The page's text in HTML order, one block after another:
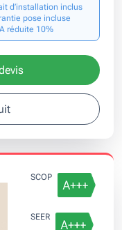
d’installation inclus
pose incluse
réduite 10%
SCOP
SEER